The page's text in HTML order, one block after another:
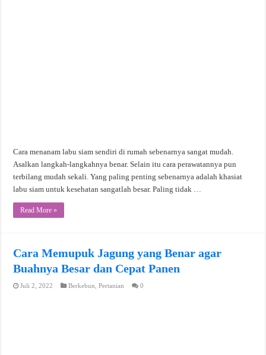
Cara menanam labu siam sendiri di rumah sebenarnya sangat mudah.
Asalkan langkah-langkahnya benar. Selain itu cara perawatannya pun
terbilang mudah sekali. Yang paling penting sebenarnya adalah khasiat
labu siam untuk kesehatan sangatlah besar. Paling tidak …
Read More »
Cara Memupuk Jagung yang Benar agar
Buahnya Besar dan Cepat Panen
Juli 2, 2022 Berkebun ,Pertanian 0